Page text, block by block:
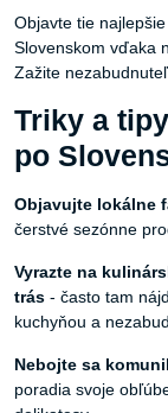
Objavte tie
Slovenskom vďaka
Zažite
Triky a
po
Objavujte lokálne
čerstvé sezónne
Vyrazte na
trás - často tam
kuchyňou a
Nebojte sa
poradia svoje